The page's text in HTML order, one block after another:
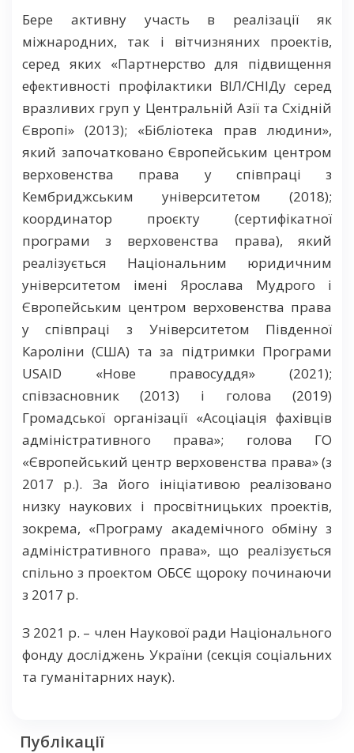
Бере активну участь в реалізації як
міжнародних, так і вітчизняних проектів,
серед яких «Партнерство для підвищення
ефективності профілактики ВІЛ/СНІДу серед
вразливих груп у Центральній Азії та Східній
Європі» (2013); «Бібліотека прав людини»,
який започатковано Європейським центром
верховенства права у співпраці з
Кембриджським університетом (2018);
координатор проєкту (сертифікатної
програми з верховенства права), який
реалізується Національним юридичним
університетом імені Ярослава Мудрого і
Європейським центром верховенства права
у співпраці з Університетом Південної
Кароліни (США) та за підтримки Програми
USAID «Нове правосуддя» (2021);
співзасновник (2013) і голова (2019)
Громадської організації «Асоціація фахівців
адміністративного права»; голова ГО
«Європейський центр верховенства права» (з
2017 р.). За його ініціативою реалізовано
низку наукових і просвітницьких проектів,
зокрема, «Програму академічного обміну з
адміністративного права», що реалізується
спільно з проектом ОБСЄ щороку починаючи
з 2017 р.
З 2021 р. – член Наукової ради Національного
фонду досліджень України (секція соціальних
та гуманітарних наук).
Публікації